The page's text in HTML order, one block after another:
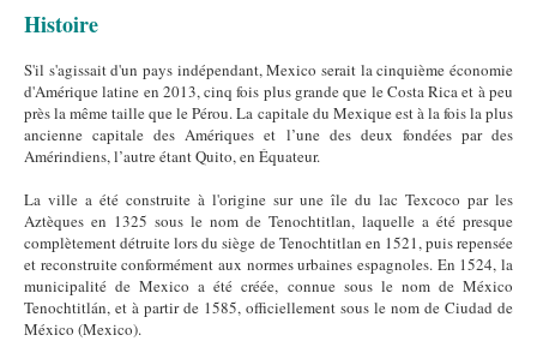
Histoire
S'il s'agissait d'un pays indépendant, Mexico serait la cinquième économie
d'Amérique latine en 2013, cinq fois plus grande que le Costa Rica et à peu
près la même taille que le Pérou. La capitale du Mexique est à la fois la plus
ancienne capitale des Amériques et l’une des deux fondées par des
Amérindiens, l’autre étant Quito, en Équateur.
La ville a été construite à l'origine sur une île du lac Texcoco par les
Aztèques en 1325 sous le nom de Tenochtitlan, laquelle a été presque
complètement détruite lors du siège de Tenochtitlan en 1521, puis repensée
et reconstruite conformément aux normes urbaines espagnoles. En 1524, la
municipalité de Mexico a été créée, connue sous le nom de México
Tenochtitlán, et à partir de 1585, officiellement sous le nom de Ciudad de
México (Mexico).